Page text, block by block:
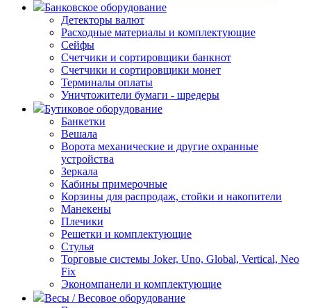
Банковское оборудование
Детекторы валют
Расходные материалы и комплектующие
Сейфы
Счетчики и сортировщики банкнот
Счетчики и сортировщики монет
Терминалы оплаты
Уничтожители бумаги - шредеры
Бутиковое оборудование
Банкетки
Вешала
Ворота механические и другие охранные
устройства
Зеркала
Кабины примерочные
Корзины для распродаж, стойки и накопители
Манекены
Плечики
Решетки и комплектующие
Стулья
Торговые системы Joker, Uno, Global, Vertical, Neo
Fix
Экономпанели и комплектующие
Весы / Весовое оборудование